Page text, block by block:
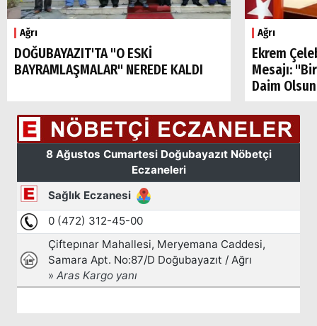
Ağrı
DOĞUBAYAZIT'TA "O ESKİ
BAYRAMLAŞMALAR" NEREDE KALDI
Ağrı
Ekrem
Mesajı:
Daim
Arama
Popüler